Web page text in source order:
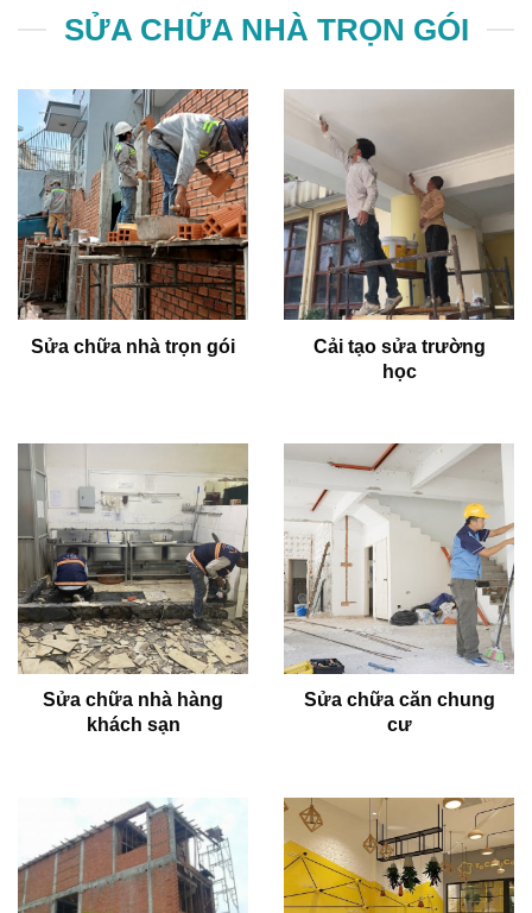
SỬA CHỮA NHÀ TRỌN GÓI
Sửa chữa nhà trọn gói
Cải tạo sửa trường
học
Sửa chữa nhà hàng
khách sạn
Sửa chữa căn chung
cư